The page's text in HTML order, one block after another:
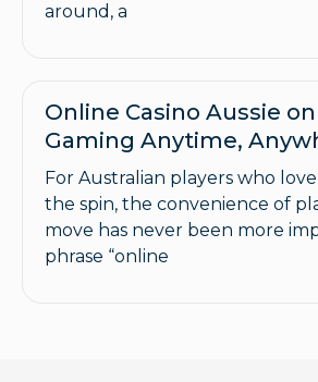
around, a
Online Casino Aussie
Gaming Anytime,
For Australian players who
the spin, the convenience of
move has never been more
phrase “online